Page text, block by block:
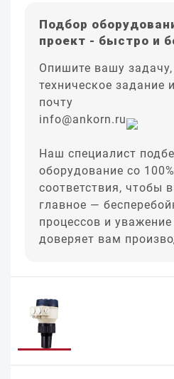
Подбор
проект - быстро и
Опишите вашу
техническое задание
почту
info@ankorn.ru
Наш специалист
оборудование со
соответствия, чтобы
главное —
процессов и уважение
доверяет вам